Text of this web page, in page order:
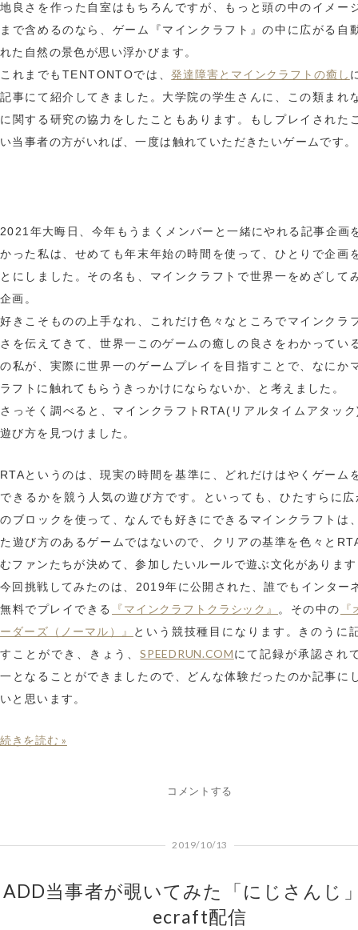
地良さを作った自室はもちろんですが、もっと頭の中のイメー
まで含めるのなら、ゲーム『マインクラフト』の中に広がる自
れた自然の景色が思い浮かびます。
これまでもTENTONTOでは、発達障害とマインクラフトの癒し
記事にて紹介してきました。大学院の学生さんに、この類まれ
に関する研究の協力をしたこともあります。もしプレイされた
い当事者の方がいれば、一度は触れていただきたいゲームです。
2021年大晦日、今年もうまくメンバーと一緒にやれる記事企画
かった私は、せめても年末年始の時間を使って、ひとりで企画
とにしました。その名も、マインクラフトで世界一をめざして
企画。
好きこそものの上手なれ、これだけ色々なところでマインクラ
さを伝えてきて、世界一このゲームの癒しの良さをわかってい
の私が、実際に世界一のゲームプレイを目指すことで、なにか
ラフトに触れてもらうきっかけにならないか、と考えました。
さっそく調べると、マインクラフトRTA(リアルタイムアタッ
遊び方を見つけました。
RTAというのは、現実の時間を基準に、どれだけはやくゲーム
できるかを競う人気の遊び方です。といっても、ひたすらに
のブロックを使って、なんでも好きにできるマインクラフトは
た遊び方のあるゲームではないので、クリアの基準を色々と
むファンたちが決めて、参加したいルールで遊ぶ文化がありま
今回挑戦してみたのは、2019年に公開された、誰でもインター
無料でプレイできる
『マインクラフトクラシック』 。その中の
ーダーズ（ノーマル）』
という競技種目になります。きのうに
すことができ、きょう、SPEEDRUN.COMにて記録が承認され
一となることができましたので、どんな体験だったのか記事に
いと思います。
続きを読む »
コメントする
2019/10/13
ADD当事者が覗いてみた「にじさんじ
ecraft配信